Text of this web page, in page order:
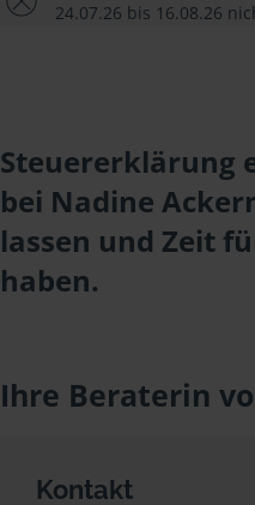
24.07.26 bis 16.08.26
Steuererklärung
bei Nadine
lassen und Zeit
haben.
Ihre Beraterin
Kontakt